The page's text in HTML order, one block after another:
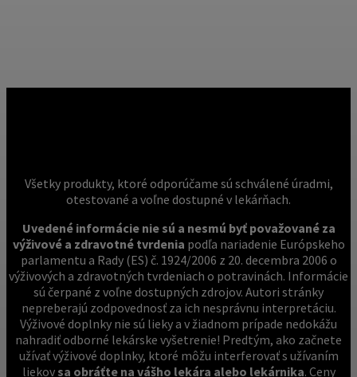
Všetky produkty, ktoré odporúčame sú schválené úradmi,
otestované a voľne dostupné v lekárňach.
Uvedené informácie nie sú a nesmú byť považované za
výživové a zdravotné tvrdenia podľa nariadenie Európskeho
parlamentu a Rady (ES) č. 1924/2006 z 20. decembra 2006 o
výživových a zdravotných tvrdeniach o potravinách. Informácie
sú čerpané z voľne dostupných zdrojov. Autori stránky
nepreberajú zodpovednosť za ich nesprávnu interpretáciu.
Výživové doplnky nie sú lieky a v žiadnom prípade nedokážu
nahradiť odborné lekárske vyšetrenie! Predtým, ako začnete
užívať výživové doplnky, ktoré môžu interferovať s užívaním
liekov sa obráťte na vášho lekára alebo lekárnika. Ceny